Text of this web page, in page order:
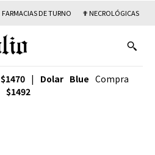
FARMACIAS DE TURNO ✟ NECROLÓGICAS
$1470 | Dolar Blue Compra
$1492